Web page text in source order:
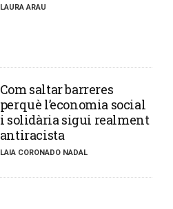
LAURA ARAU
​Com saltar barreres
perquè l’economia social
i solidària sigui realment
antiracista
LAIA CORONADO NADAL